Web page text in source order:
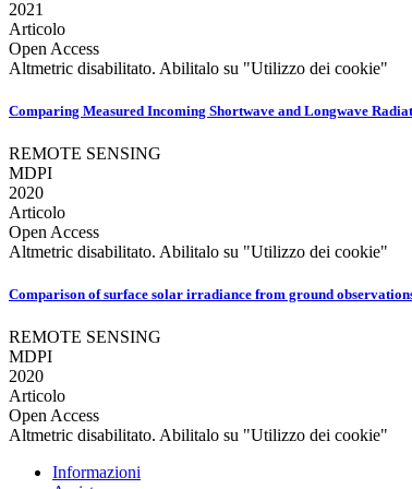
2021
Articolo
Open Access
Altmetric disabilitato. Abilitalo su "Utilizzo dei cookie"
Comparing Measured Incoming Shortwave and Longwave
REMOTE SENSING
MDPI
2020
Articolo
Open Access
Altmetric disabilitato. Abilitalo su "Utilizzo dei cookie"
Comparison of surface solar irradiance from ground
REMOTE SENSING
MDPI
2020
Articolo
Open Access
Altmetric disabilitato. Abilitalo su "Utilizzo dei cookie"
Informazioni